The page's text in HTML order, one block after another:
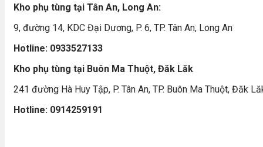
Kho phụ tùng tại Tân An, Long An:
9, đường 14, KDC Đại Dương, P. 6, TP. Tân An, Long An
Hotline: 0933527133
Kho phụ tùng tại Buôn Ma Thuột, Đăk Lăk
241 đường Hà Huy Tập, P. Tân An, TP. Buôn Ma Thuột, Đăk
Hotline: 0914259191